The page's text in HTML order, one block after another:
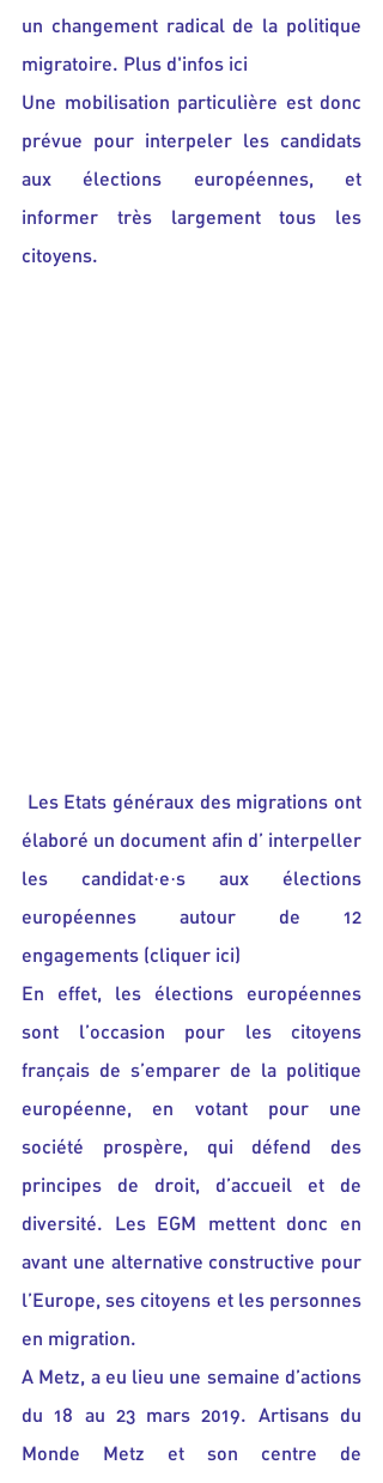
un changement radical de la politique
migratoire. Plus d'infos ici
Une mobilisation particulière est donc
prévue pour interpeler les candidats
aux élections européennes, et
informer très largement tous les
citoyens.
Les Etats généraux des migrations ont
élaboré un document afin d’ interpeller
les candidat·e·s aux élections
européennes autour de 12
engagements (cliquer ici)
En effet, les élections européennes
sont l’occasion pour les citoyens
français de s’emparer de la politique
européenne, en votant pour une
société prospère, qui défend des
principes de droit, d’accueil et de
diversité. Les EGM mettent donc en
avant une alternative constructive pour
l’Europe, ses citoyens et les personnes
en migration.
A Metz, a eu lieu une semaine d’actions
du 18 au 23 mars 2019. Artisans du
Monde Metz et son centre de